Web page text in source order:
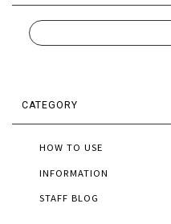
CATEGORY
HOW TO USE
INFORMATION
STAFF BLOG